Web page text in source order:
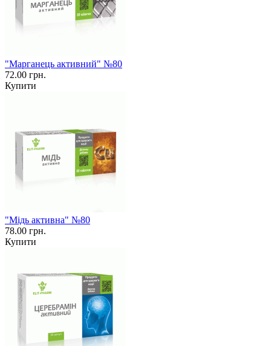
"Марганець активний" №80
72.00 грн.
Купити
"Мідь активна" №80
78.00 грн.
Купити